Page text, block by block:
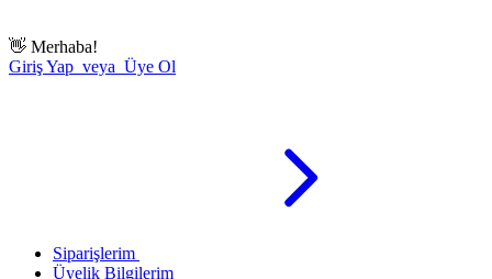
👋 Merhaba!
Giriş Yap veya Üye Ol
Siparişlerim
Üyelik Bilgilerim